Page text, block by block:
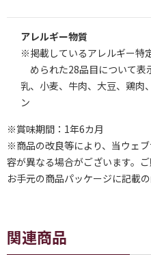
アレルギー物質
※掲載しているアレルギー特
められた28品目について表
乳、小麦、牛肉、大豆、鶏肉
ン
※賞味期間：1年6カ月
※商品の改良等により、当ウェ
容が異なる場合がございます。
お手元の商品パッケージに記載
関連商品